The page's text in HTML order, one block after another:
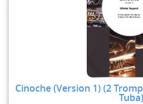
Cinoche (Version 1) (2
Tuba)